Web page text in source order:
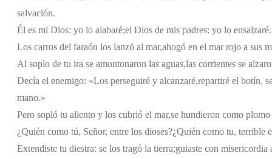
salvación.
Él es mi Dios: yo lo alabaré;el Dios de mis padres: yo lo ensalzaré.
Los carros del faraón los lanzó al mar,ahogó en el mar rojo a sus
Al soplo de tu ira se amontonaron las aguas,las corrientes se
Decía el enemigo: «Los perseguiré y alcanzaré,repartiré el botín,
mano.»
Pero sopló tu aliento y los cubrió el mar,se hundieron como
¿Quién como tú, Señor, entre los dioses?¿Quién como tu, terrible
Extendiste tu diestra: se los tragó la tierra;guiaste con misericordia